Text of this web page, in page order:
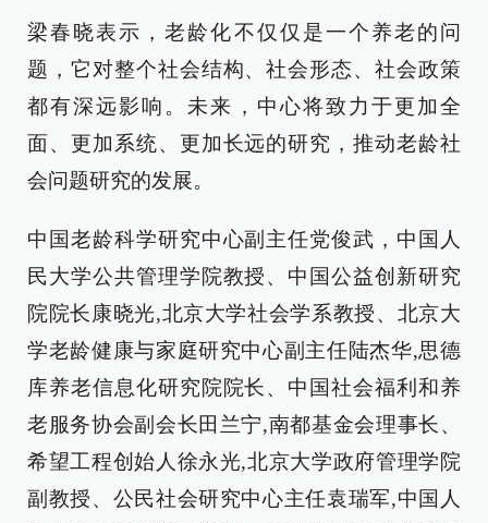
梁春晓表示，老龄化不仅仅是一个养老的问
题，它对整个社会结构、社会形态、社会政策
都有深远影响。未来，中心将致力于更加全
面、更加系统、更加长远的研究，推动老龄社
会问题研究的发展。
中国老龄科学研究中心副主任党俊武，中国人
民大学公共管理学院教授、中国公益创新研究
院院长康晓光,北京大学社会学系教授、北京大
学老龄健康与家庭研究中心副主任陆杰华,思德
库养老信息化研究院院长、中国社会福利和养
老服务协会副会长田兰宁,南都基金会理事长、
希望工程创始人徐永光,北京大学政府管理学院
副教授、公民社会研究中心主任袁瑞军,中国人